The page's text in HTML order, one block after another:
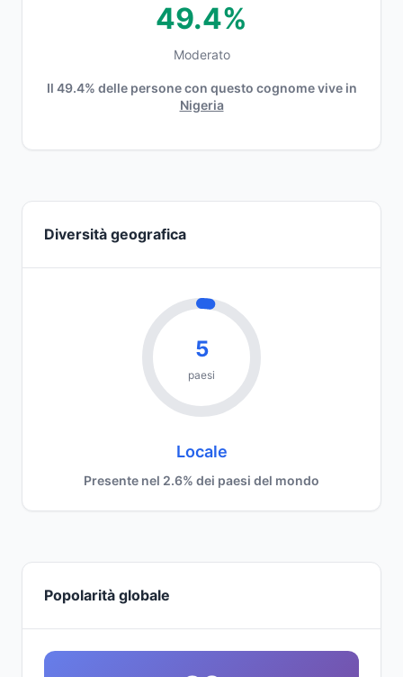
49.4%
Moderato
Il 49.4% delle persone con questo cognome vive in
Nigeria
Diversità geografica
5
paesi
Locale
Presente nel 2.6% dei paesi del mondo
Popolarità globale